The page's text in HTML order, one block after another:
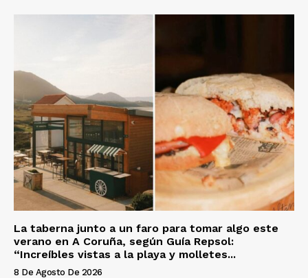
La taberna junto a un faro para tomar algo este
verano en A Coruña, según Guía Repsol:
“Increíbles vistas a la playa y molletes...
8 De Agosto De 2026